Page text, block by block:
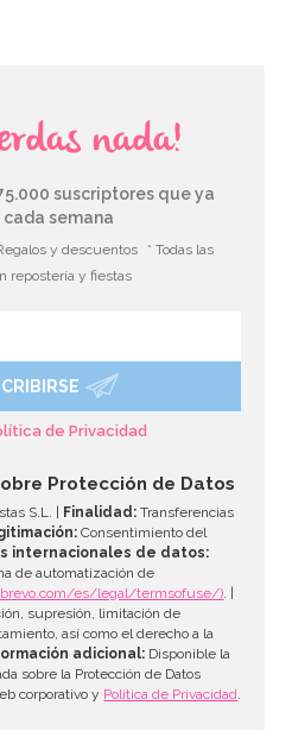
nada!
suscriptores que ya
semana
y descuentos
* Todas las
repostería y fiestas
de Privacidad
Protección de Datos
S.L. | Finalidad: Transferencias
Consentimiento del
internacionales de datos:
de automatización de
es/legal/termsofuse/). |
supresión, limitación de
así como el derecho a la
adicional: Disponible la
sobre la Protección de Datos
corporativo y Política de Privacidad.